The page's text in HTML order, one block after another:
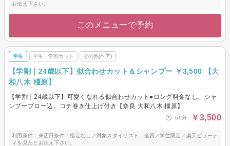
お伝え下さい。
このメニューで予約
学生 学生・学割カット その他(ヘア)
【学割｜24歳以下】似合わせカット＆シャンプー ￥3,500 【大
和八木 橿原】
【学割｜24歳以下】可愛くなれる似合わせカット●ロング料金なし、シャ
ンプーブロー込、コテ巻き仕上げ付き【奈良 大和八木 橿原】
60分 ￥3,500
利用条件：来店日条件：指定なし／対象スタイリスト：全員／学生限定／楽天ビューテ
ィを見たとお伝え下さい。